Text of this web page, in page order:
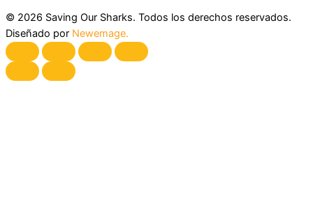
© 2026 Saving Our Sharks. Todos los derechos reservados.
Diseñado por Newemage.